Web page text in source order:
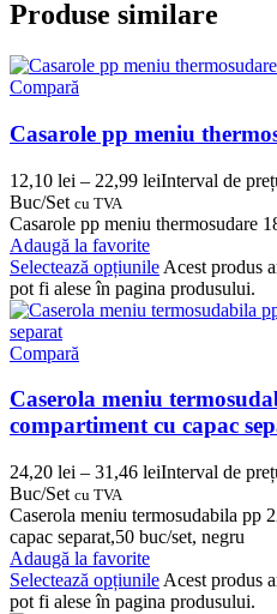
Produse similare
Compară
Casarole pp meniu
12,10 lei – 22,99 leiInterval de
Buc/Set cu TVA
Casarole pp meniu thermosudare
Adaugă la favorite
Selectează opțiunile Acest produs
pot fi alese în pagina produsului.
Compară
Caserola meniu
compartiment cu capac
24,20 lei – 31,46 leiInterval de
Buc/Set cu TVA
Caserola meniu termosudabila pp
capac separat,50 buc/set, negru
Adaugă la favorite
Selectează opțiunile Acest produs
pot fi alese în pagina produsului.